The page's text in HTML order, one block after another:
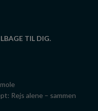
TIL DIG.
Rejs alene – sammen